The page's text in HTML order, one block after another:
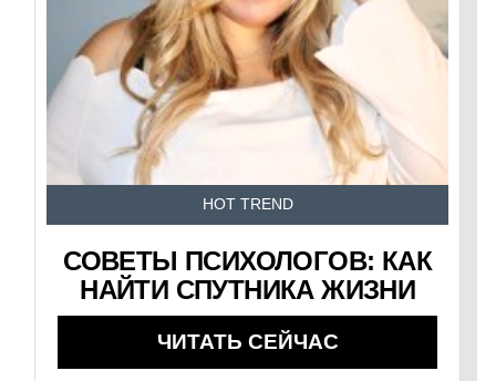
HOT TREND
СОВЕТЫ ПСИХОЛОГОВ: КАК
НАЙТИ СПУТНИКА ЖИЗНИ
ЧИТАТЬ СЕЙЧАС